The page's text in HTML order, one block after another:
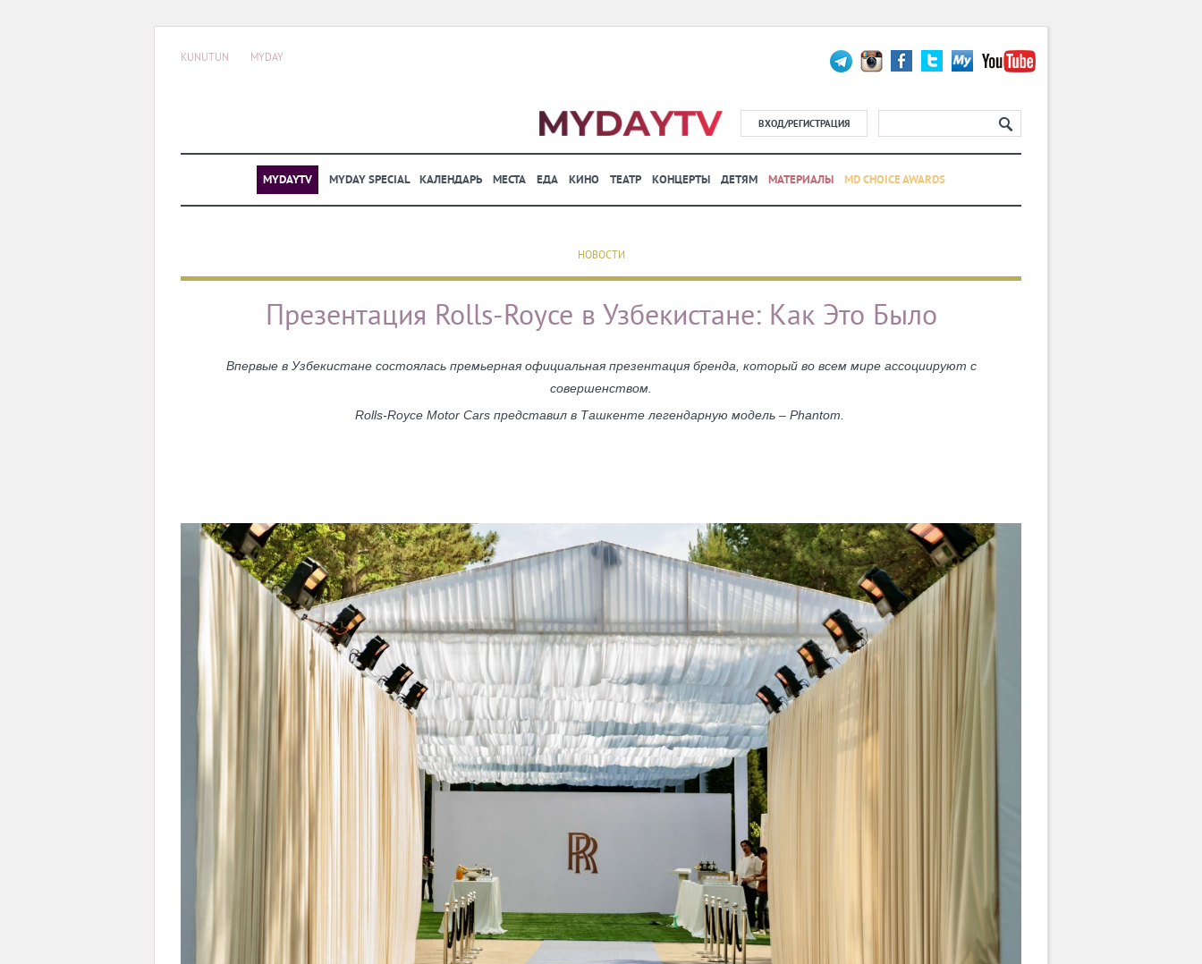
KUNUTUN MYDAY
ВХОД/РЕГИСТРАЦИЯ
MYDAYTV MYDAY SPECIAL КАЛЕНДАРЬ МЕСТА ЕДА КИНО ТЕАТР КОНЦЕРТЫ ДЕТЯМ МАТЕРИАЛЫ MD CHOICE AWARDS
НОВОСТИ
Презентация Rolls-Royce в Узбекистане: Как Это Было
Впервые в Узбекистане состоялась премьерная официальная презентация бренда, который во всем мире ассоциируют с
совершенством.
Rolls-Royce Motor Cars представил в Ташкенте легендарную модель – Phantom.